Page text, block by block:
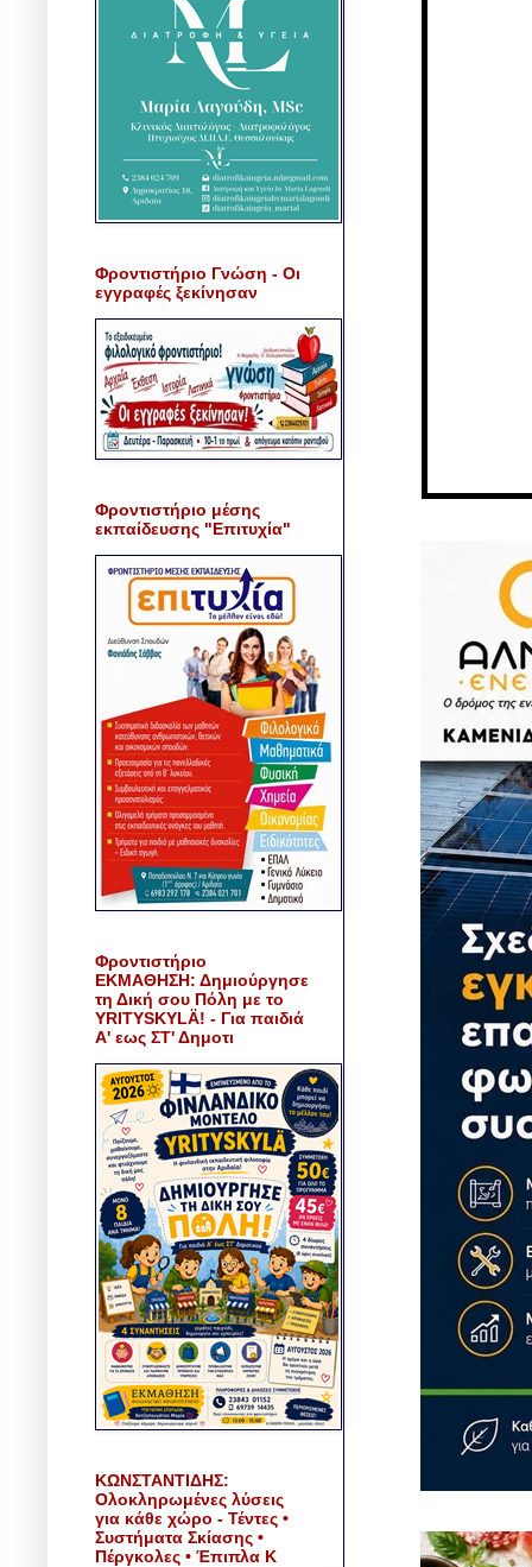
Φροντιστήριο Γνώση - Οι
εγγραφές ξεκίνησαν
Φροντιστήριο μέσης
εκπαίδευσης "Επιτυχία"
Φροντιστήριο
ΕΚΜΑΘΗΣΗ: Δημιούργησε
τη Δική σου Πόλη με το
YRITYSKYLÄ! - Για παιδιά
Α' εως ΣΤ' Δημοτι
ΚΩΝΣΤΑΝΤΙΔΗΣ:
Ολοκληρωμένες λύσεις
για κάθε χώρο - Τέντες •
Συστήματα Σκίασης •
Πέργκολες • Έπιπλα Κ